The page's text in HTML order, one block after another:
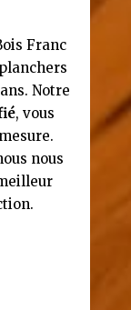
Franc
Notre
, vous
nous